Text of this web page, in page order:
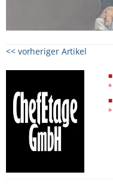
<< vorheriger Artikel
■
»
■
»